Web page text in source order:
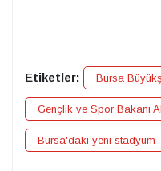
Etiketler: Bursa
Gençlik ve Spor Bakanı
Bursa'daki yeni stadyum